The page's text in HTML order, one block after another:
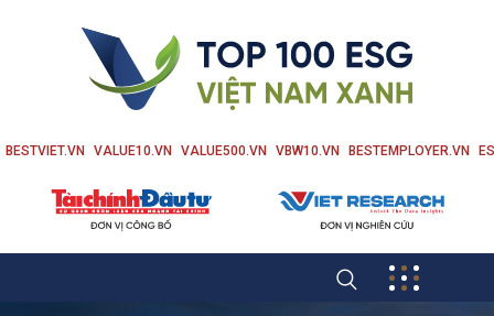
BESTVIET.VN VALUE10.VN VALUE500.VN VBW10.VN BESTEMPLOYER.VN